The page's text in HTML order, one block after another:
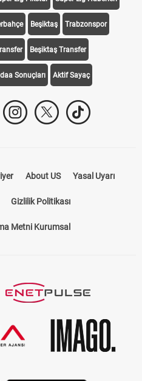
Lig Fikstür Süper Lig Haberleri
Beşiktaş Trabzonspor
Beşiktaş Transfer
Sonuçları Aktif Sayaç
About US
Gizlilik Politikası